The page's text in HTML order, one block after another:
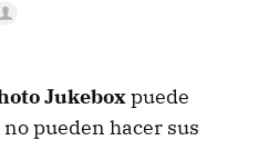
Jukeboxpuede
pueden hacer sus